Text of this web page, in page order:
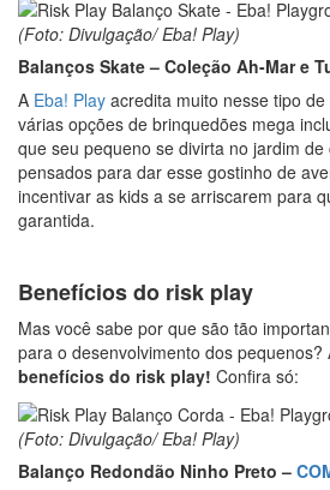
(Foto: Divulgação/ Eba! Play)
Balanços Skate – Coleção Ah-Mar e
A Eba! Play acredita muito nesse tipo
várias opções de brinquedões mega
que seu pequeno se divirta no jardim
pensados para dar esse gostinho de
incentivar as kids a se arriscarem para
garantida.
Benefícios do risk play
Mas você sabe por que são tão
para o desenvolvimento dos pequenos?
benefícios do risk play! Confira só:
(Foto: Divulgação/ Eba! Play)
Balanço Redondão Ninho Preto –